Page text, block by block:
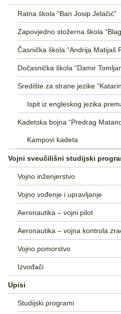
Ratna škola “Ban Josip Jelačić”
Zapovjedno stožerna škola
Časnička škola “Andrija Matijaš
Dočasnička škola “Damir
Središte za strane jezike
Ispit iz engleskog jezika
Kadetska bojna “Predrag
Kampovi kadeta
Vojni sveučilišni studijski
Vojno inženjerstvo
Vojno vođenje i upravljanje
Aeronautika – vojni pilot
Aeronautika – vojna kontrola
Vojno pomorstvo
Izvođači
Upisi
Studijski programi